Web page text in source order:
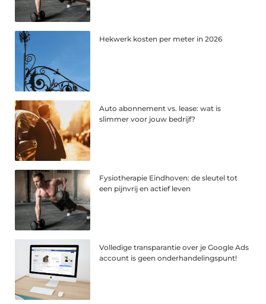
Hekwerk kosten per meter in 2026
Auto abonnement vs. lease: wat is
slimmer voor jouw bedrijf?
Fysiotherapie Eindhoven: de sleutel tot
een pijnvrij en actief leven
Volledige transparantie over je Google Ads
account is geen onderhandelingspunt!